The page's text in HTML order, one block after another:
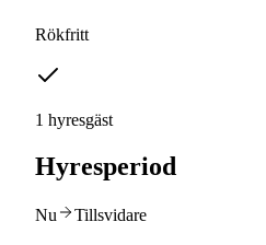
Rökfritt
1 hyresgäst
Hyresperiod
Nu Tillsvidare